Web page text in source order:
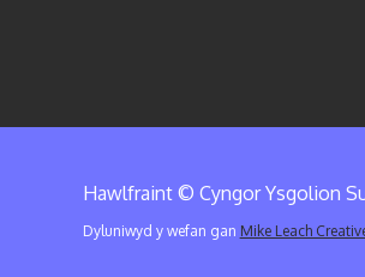
Hawlfraint © Cyngor Ysgolion
Dyluniwyd y wefan gan Mike Leach